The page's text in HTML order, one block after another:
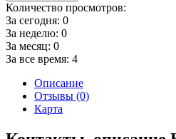
Количество просмотров:
За сегодня: 0
За неделю: 0
За месяц: 0
За все время: 4
Описание
Отзывы (0)
Карта